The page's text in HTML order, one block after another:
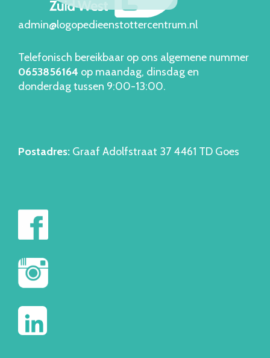
admin@logopedieenstottercentrum.nl
Telefonisch bereikbaar op ons algemene nummer
0653856164 op maandag, dinsdag en
donderdag tussen 9:00-13:00.
Postadres: Graaf Adolfstraat 37 4461 TD Goes